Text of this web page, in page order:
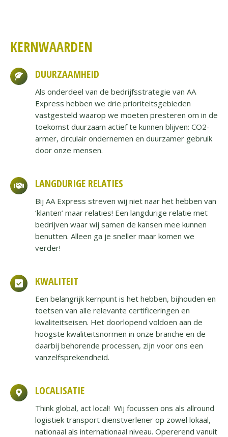
KERNWAARDEN
DUURZAAMHEID
Als onderdeel van de bedrijfsstrategie van AA
Express hebben we drie prioriteitsgebieden
vastgesteld waarop we moeten presteren om in de
toekomst duurzaam actief te kunnen blijven: CO2-
armer, circulair ondernemen en duurzamer gebruik
door onze mensen.
LANGDURIGE RELATIES
Bij AA Express streven wij niet naar het hebben van
‘klanten’ maar relaties! Een langdurige relatie met
bedrijven waar wij samen de kansen mee kunnen
benutten. Alleen ga je sneller maar komen we
verder!
KWALITEIT
Een belangrijk kernpunt is het hebben, bijhouden en
toetsen van alle relevante certificeringen en
kwaliteitseisen. Het doorlopend voldoen aan de
hoogste kwaliteitsnormen in onze branche en de
daarbij behorende processen, zijn voor ons een
vanzelfsprekendheid.
LOCALISATIE
Think global, act local! Wij focussen ons als allround
logistiek transport dienstverlener op zowel lokaal,
nationaal als internationaal niveau. Opererend vanuit